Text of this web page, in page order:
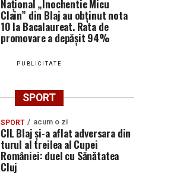
Național „Inochentie Micu
Clain” din Blaj au obținut nota
10 la Bacalaureat. Rata de
promovare a depășit 94%
PUBLICITATE
SPORT
SPORT acum o zi
CIL Blaj și-a aflat adversara din
turul al treilea al Cupei
României: duel cu Sănătatea
Cluj